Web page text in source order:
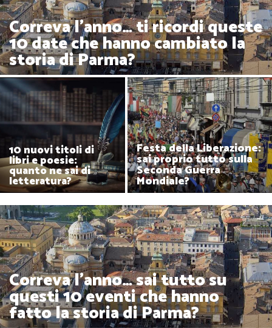
Correva l'anno… ti ricordi queste
10 date che hanno cambiato la
storia di Parma?
10 nuovi titoli di
libri e poesie:
quanto ne sai di
letteratura?
Festa della Liberazione:
sai proprio tutto sulla
Seconda Guerra
Mondiale?
Correva l'anno… sai tutto su
questi 10 eventi che hanno
fatto la storia di Parma?